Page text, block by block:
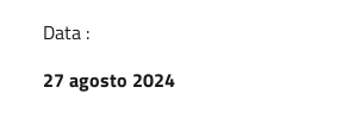
Data :
27 agosto 2024